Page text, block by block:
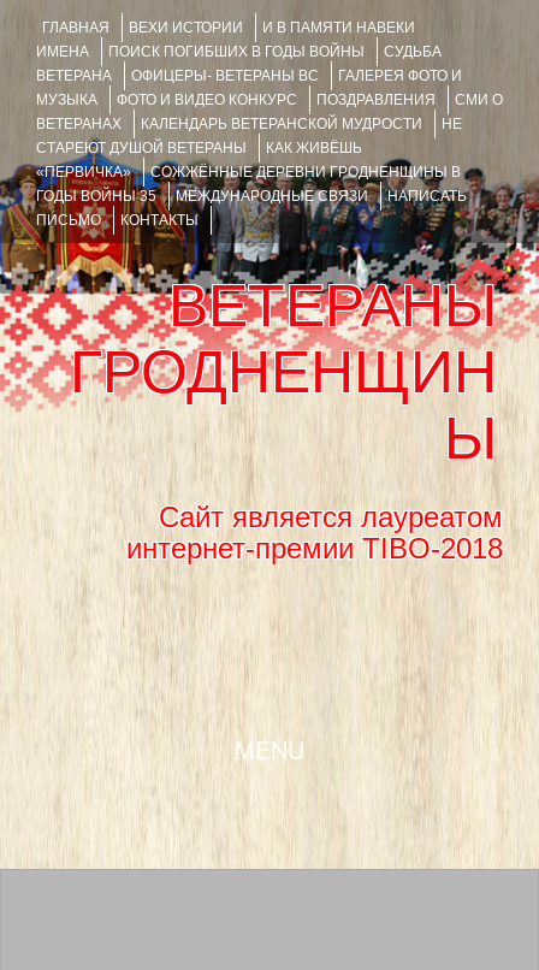
ГЛАВНАЯ ВЕХИ ИСТОРИИ
И В ПАМЯТИ НАВЕКИ
ИМЕНА
ПОИСК ПОГИБШИХ В ГОДЫ ВОЙНЫ
СУДЬБА
ВЕТЕРАНА
ОФИЦЕРЫ- ВЕТЕРАНЫ ВС
ГАЛЕРЕЯ ФОТО И
МУЗЫКА
ФОТО И ВИДЕО КОНКУРС ПОЗДРАВЛЕНИЯ
СМИ О
ВЕТЕРАНАХ
КАЛЕНДАРЬ ВЕТЕРАНСКОЙ МУДРОСТИ
НЕ
СТАРЕЮТ ДУШОЙ ВЕТЕРАНЫ
КАК ЖИВЁШЬ
«ПЕРВИЧКА»
СОЖЖЁННЫЕ ДЕРЕВНИ ГРОДНЕНЩИНЫ В
ГОДЫ ВОЙНЫ 35
МЕЖДУНАРОДНЫЕ СВЯЗИ
НАПИСАТЬ
ПИСЬМО
КОНТАКТЫ
ВЕТЕРАНЫ
ГРОДНЕНЩИН
Ы
Сайт является лауреатом
интернет-премии TIBO-2018
MENU
SKIP TO CONTENT